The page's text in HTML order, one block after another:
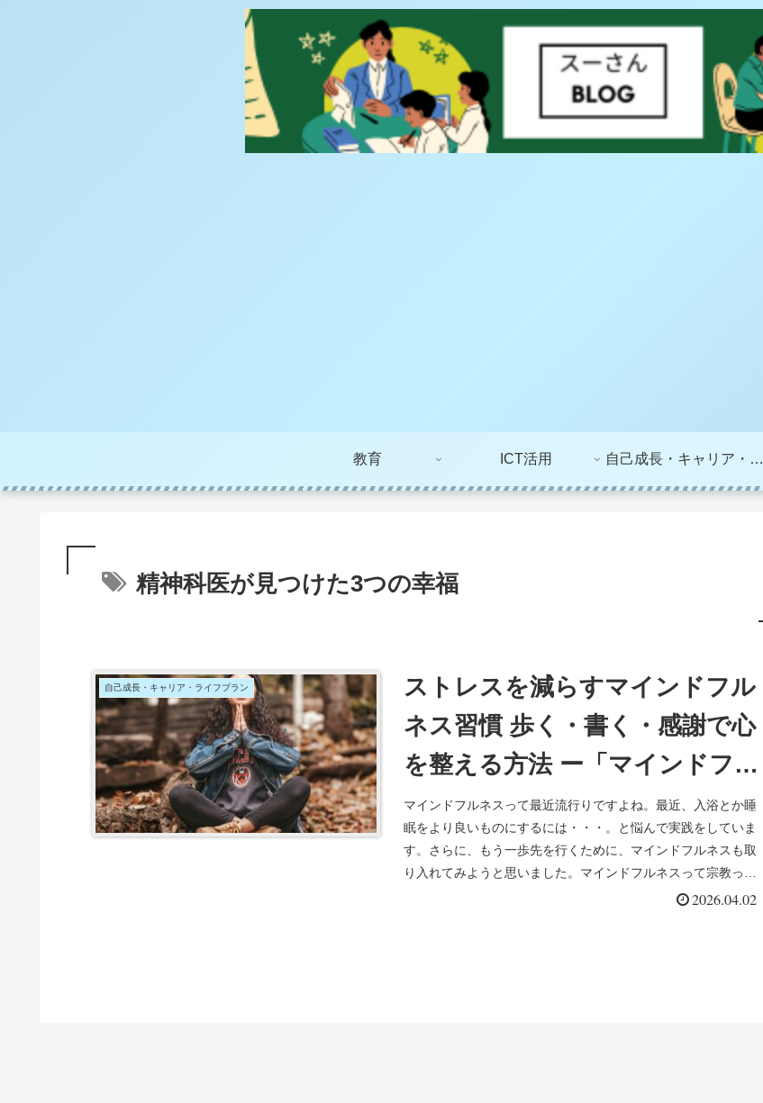
教育 ICT活用 自己成長・キャリア・ライフプラン
精神科医が見つけた3つの幸福
自己成長・キャリア・ライフプラン
ストレスを減らすマインドフル
ネス習慣 歩く・書く・感謝で心
を整える方法 ー「マインドフル
ネスこそ最強のクスリ」（山下
あきこ）を読んでー
マインドフルネスって最近流行りですよね。最近、入浴とか睡
眠をより良いものにするには・・・。と悩んで実践をしていま
す。さらに、もう一歩先を行くために、マインドフルネスも取
り入れてみようと思いました。マインドフルネスって宗教っぽ
2026.04.02